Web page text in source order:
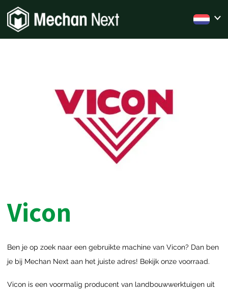
Vicon
Ben je op zoek naar een gebruikte machine van Vicon? Dan ben
je bij Mechan Next aan het juiste adres! Bekijk onze voorraad.
Vicon is een voormalig producent van landbouwwerktuigen uit